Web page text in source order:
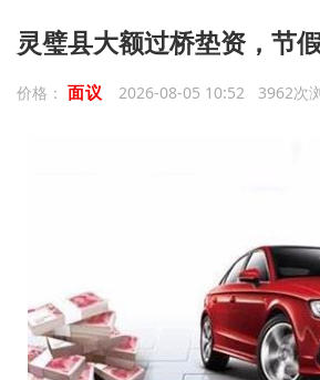
灵璧县大额过桥垫资，节
价格： 面议 2026-08-05 10:52 3962次